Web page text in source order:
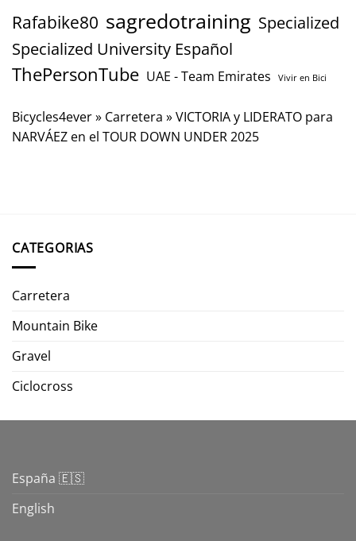
Rafabike80 sagredotraining Specialized
Specialized University Español
ThePersonTube UAE - Team Emirates Vivir en Bici
Bicycles4ever» Carretera »VICTORIA y LIDERATO para
NARVÁEZ en el TOUR DOWN UNDER 2025
CATEGORIAS
Carretera
Mountain Bike
Gravel
Ciclocross
España 🇪🇸
English